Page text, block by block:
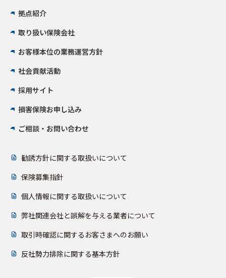
拠点紹介
取り扱い保険会社
お客様本位の業務運営方針
社会貢献活動
採用サイト
損害保険お申し込み
ご相談・お問い合わせ
勧誘方針に関する取扱いについて
保険募集指針
個人情報に関する取扱いについて
弊社関連会社と誤解を与える業者について
取引時確認に関するお客さまへのお願い
反社勢力排除に関する基本方針